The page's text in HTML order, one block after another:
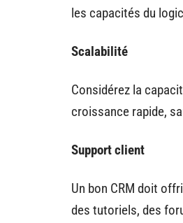
les capacités du
Scalabilité
Considérez la
croissance rapide,
Support client
Un bon CRM doit
des tutoriels, des